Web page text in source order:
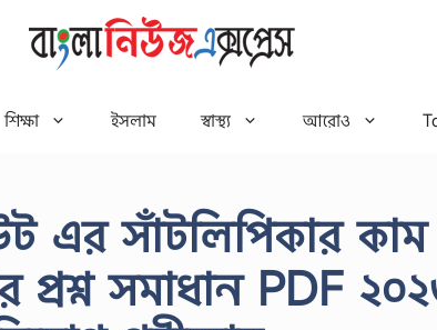
শিক্ষা ইসলাম স্বাস্থ্য আরোও
এর সাঁটলিপিকার কাম
প্রশ্ন সমাধান PDF